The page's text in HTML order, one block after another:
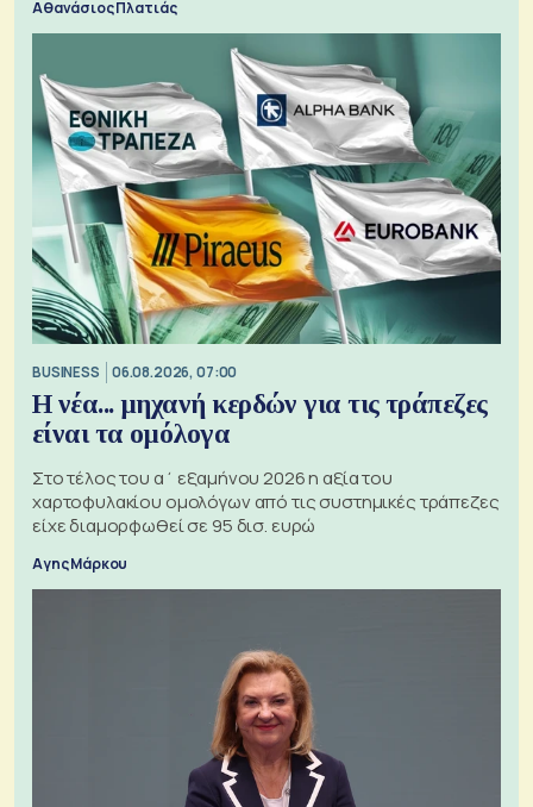
Αθανάσιος Πλατιάς
BUSINESS 06.08.2026, 07:00
Η νέα... μηχανή κερδών για τις τράπεζες
είναι τα ομόλογα
Στο τέλος του α΄ εξαμήνου 2026 η αξία του
χαρτοφυλακίου ομολόγων από τις συστημικές τράπεζες
είχε διαμορφωθεί σε 95 δισ. ευρώ
Αγης Μάρκου